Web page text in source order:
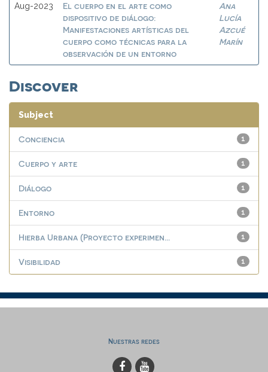
Aug-2023
El cuerpo en el arte como
dispositivo de diálogo:
Manifestaciones artísticas del
cuerpo como técnicas para la
observación de un entorno
Ana
Lucía
Azcué
Marín
Discover
Subject
1
Conciencia
1
Cuerpo y arte
1
Diálogo
1
Entorno
1
Hierba Urbana (Proyecto experimen...
1
Visibilidad
Nuestras redes